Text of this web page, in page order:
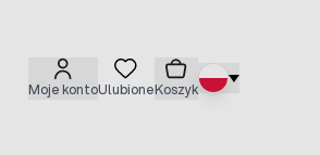
Moje kontoUlubioneKoszyk